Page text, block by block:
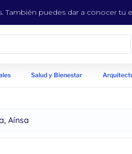
También puedes dar a conocer tu
Salud y Bienestar
Aínsa